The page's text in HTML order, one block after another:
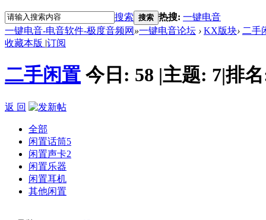
搜索 搜索 热搜: 一键电音
一键电音-电音软件-极度音频网 »一键电音论坛 › KX版块› 二手
收藏本版 |订阅
二手闲置 今日: 58 |主题: 7|排
返 回
全部
闲置话筒5
闲置声卡2
闲置乐器
闲置耳机
其他闲置